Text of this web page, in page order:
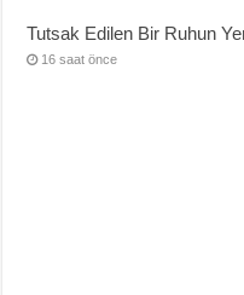
Tutsak Edilen Bir Ruhun
16 saat önce